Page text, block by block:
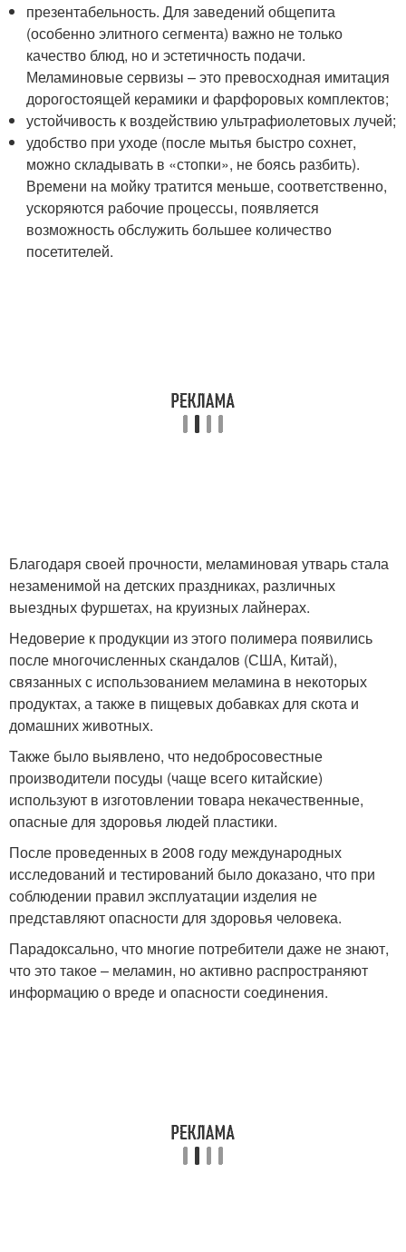
презентабельность. Для заведений общепита
(особенно элитного сегмента) важно не только
качество блюд, но и эстетичность подачи.
Меламиновые сервизы – это превосходная имитация
дорогостоящей керамики и фарфоровых комплектов;
устойчивость к воздействию ультрафиолетовых лучей;
удобство при уходе (после мытья быстро сохнет,
можно складывать в «стопки», не боясь разбить).
Времени на мойку тратится меньше, соответственно,
ускоряются рабочие процессы, появляется
возможность обслужить большее количество
посетителей.
Благодаря своей прочности, меламиновая утварь стала
незаменимой на детских праздниках, различных
выездных фуршетах, на круизных лайнерах.
Недоверие к продукции из этого полимера появились
после многочисленных скандалов (США, Китай),
связанных с использованием меламина в некоторых
продуктах, а также в пищевых добавках для скота и
домашних животных.
Также было выявлено, что недобросовестные
производители посуды (чаще всего китайские)
используют в изготовлении товара некачественные,
опасные для здоровья людей пластики.
После проведенных в 2008 году международных
исследований и тестирований было доказано, что при
соблюдении правил эксплуатации изделия не
представляют опасности для здоровья человека.
Парадоксально, что многие потребители даже не знают,
что это такое – меламин, но активно распространяют
информацию о вреде и опасности соединения.